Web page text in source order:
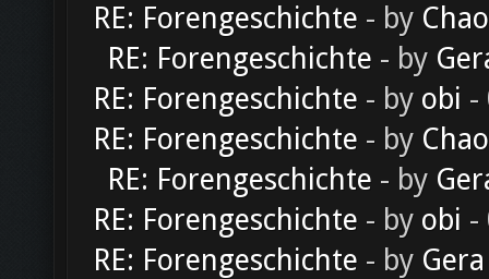
RE: Forengeschichte - by
RE: Forengeschichte - by
RE: Forengeschichte - by obi -
RE: Forengeschichte - by
RE: Forengeschichte - by
RE: Forengeschichte - by obi -
RE: Forengeschichte - by Gera